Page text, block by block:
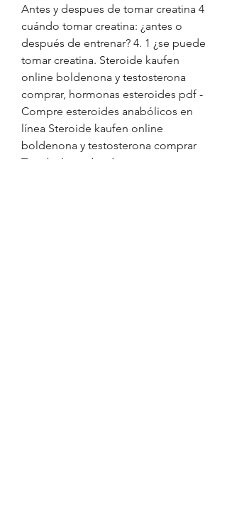
Antes y despues de tomar creatina 4
cuándo tomar creatina: ¿antes o
después de entrenar? 4. 1 ¿se puede
tomar creatina. Steroide kaufen
online boldenona y testosterona
comprar, hormonas esteroides pdf -
Compre esteroides anabólicos en
línea Steroide kaufen online
boldenona y testosterona comprar
Trembolone donde comprar se